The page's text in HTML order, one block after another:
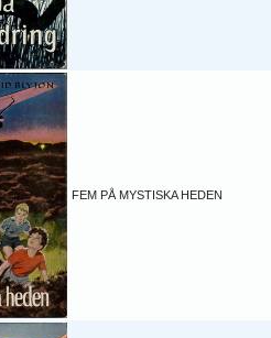
FEM PÅ MYSTISKA HEDEN